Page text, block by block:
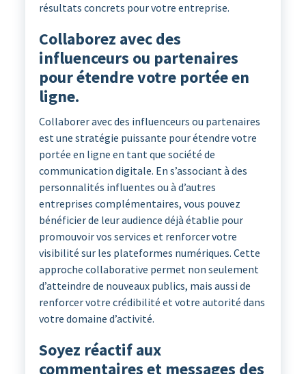
résultats concrets pour votre entreprise.
Collaborez avec des
influenceurs ou partenaires
pour étendre votre portée en
ligne.
Collaborer avec des influenceurs ou partenaires
est une stratégie puissante pour étendre votre
portée en ligne en tant que société de
communication digitale. En s’associant à des
personnalités influentes ou à d’autres
entreprises complémentaires, vous pouvez
bénéficier de leur audience déjà établie pour
promouvoir vos services et renforcer votre
visibilité sur les plateformes numériques. Cette
approche collaborative permet non seulement
d’atteindre de nouveaux publics, mais aussi de
renforcer votre crédibilité et votre autorité dans
votre domaine d’activité.
Soyez réactif aux
commentaires et messages des